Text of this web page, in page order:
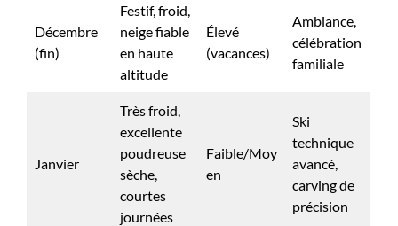
Décembre
(fin)
Festif, froid,
neige fiable
en haute
altitude
Élevé
(vacances)
Ambiance,
célébration
familiale
Janvier
Très froid,
excellente
poudreuse
sèche,
courtes
journées
Faible/Moy
en
Ski
technique
avancé,
carving de
précision